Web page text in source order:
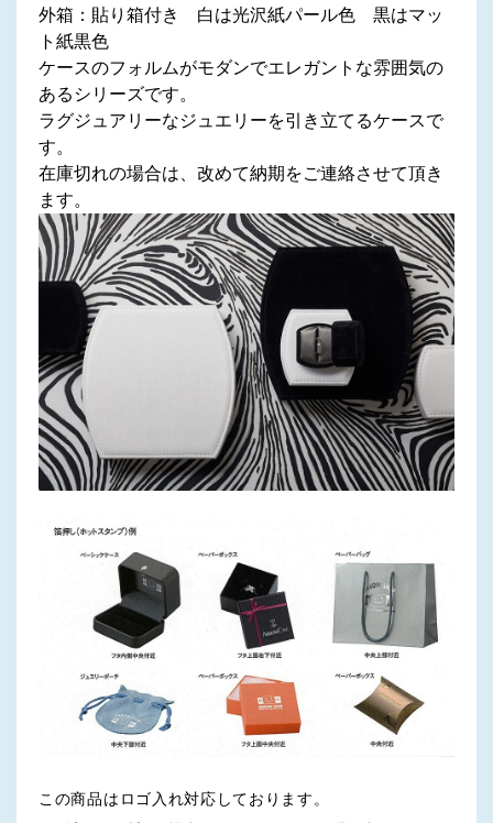
外箱：貼り箱付き 白は光沢紙パール色 黒はマッ
ト紙黒色
ケースのフォルムがモダンでエレガントな雰囲気の
あるシリーズです。
ラグジュアリーなジュエリーを引き立てるケースで
す。
在庫切れの場合は、改めて納期をご連絡させて頂き
ます。
この商品はロゴ入れ対応しております。